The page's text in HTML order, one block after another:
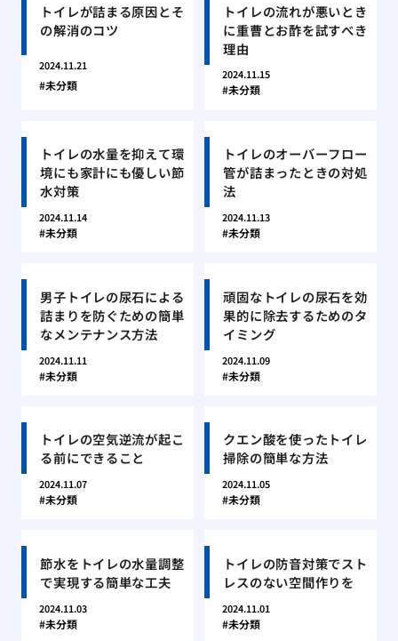
トイレが詰まる原因とそ
の解消のコツ
2024.11.21
未分類
トイレの流れが悪いとき
に重曹とお酢を試すべき
理由
2024.11.15
未分類
トイレの水量を抑えて環
境にも家計にも優しい節
水対策
2024.11.14
未分類
トイレのオーバーフロー
管が詰まったときの対処
法
2024.11.13
未分類
男子トイレの尿石による
詰まりを防ぐための簡単
なメンテナンス方法
2024.11.11
未分類
頑固なトイレの尿石を効
果的に除去するためのタ
イミング
2024.11.09
未分類
トイレの空気逆流が起こ
る前にできること
2024.11.07
未分類
クエン酸を使ったトイレ
掃除の簡単な方法
2024.11.05
未分類
節水をトイレの水量調整
で実現する簡単な工夫
2024.11.03
未分類
トイレの防音対策でスト
レスのない空間作りを
2024.11.01
未分類